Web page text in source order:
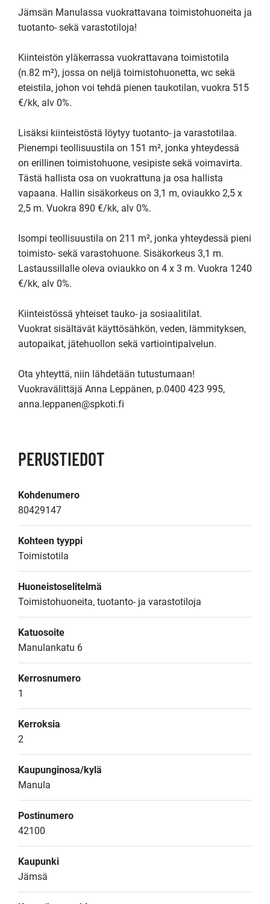
Jämsän Manulassa vuokrattavana toimistohuoneita ja
tuotanto- sekä varastotiloja!
Kiinteistön yläkerrassa vuokrattavana toimistotila
(n.82 m²), jossa on neljä toimistohuonetta, wc sekä
eteistila, johon voi tehdä pienen taukotilan, vuokra 515
€/kk, alv 0%.
Lisäksi kiinteistöstä löytyy tuotanto- ja varastotilaa.
Pienempi teollisuustila on 151 m², jonka yhteydessä
on erillinen toimistohuone, vesipiste sekä voimavirta.
Tästä hallista osa on vuokrattuna ja osa hallista
vapaana. Hallin sisäkorkeus on 3,1 m, oviaukko 2,5 x
2,5 m. Vuokra 890 €/kk, alv 0%.
Isompi teollisuustila on 211 m², jonka yhteydessä pieni
toimisto- sekä varastohuone. Sisäkorkeus 3,1 m.
Lastaussillalle oleva oviaukko on 4 x 3 m. Vuokra 1240
€/kk, alv 0%.
Kiinteistössä yhteiset tauko- ja sosiaalitilat.
Vuokrat sisältävät käyttösähkön, veden, lämmityksen,
autopaikat, jätehuollon sekä vartiointipalvelun.
Ota yhteyttä, niin lähdetään tutustumaan!
Vuokravälittäjä Anna Leppänen, p.0400 423 995,
anna.leppanen@spkoti.fi
PERUSTIEDOT
Kohdenumero
80429147
Kohteen tyyppi
Toimistotila
Huoneistoselitelmä
Toimistohuoneita, tuotanto- ja varastotiloja
Katuosoite
Manulankatu 6
Kerrosnumero
1
Kerroksia
2
Kaupunginosa/kylä
Manula
Postinumero
42100
Kaupunki
Jämsä